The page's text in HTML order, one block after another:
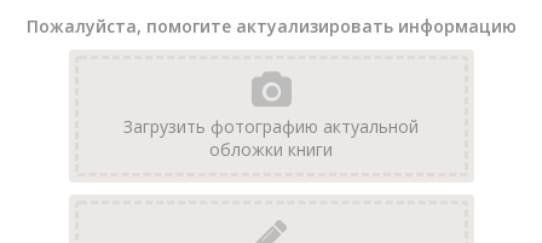
Пожалуйста, помогите актуализировать информацию
Загрузить фотографию актуальной
обложки книги